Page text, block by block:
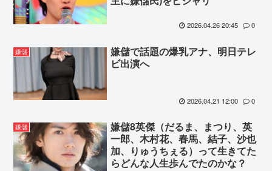
2026.04.26 20:45 0
嫌儲
嫌儲で話題の爆乳アナ、明日テレ
ビ出演へ
2026.04.21 12:00 0
嫌儲
嫌儲8英傑（だるま、まつり、英
一郎、木村花、春馬、結子、沙也
加、りゅうちぇる）って生きてた
らどんな人生歩んでたのかな？